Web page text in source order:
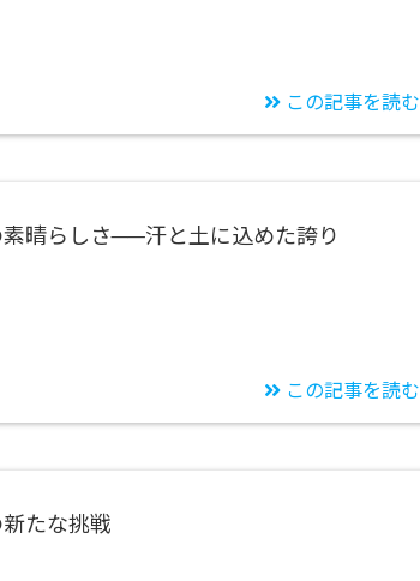
この記事を読む
素晴らしさ──汗と土に込めた誇り
この記事を読む
たな挑戦